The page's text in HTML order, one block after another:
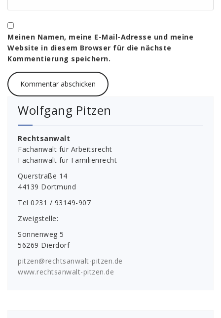
Meinen Namen, meine E-Mail-Adresse und meine
Website in diesem Browser für die nächste
Kommentierung speichern.
Wolfgang Pitzen
Rechtsanwalt
Fachanwalt für Arbeitsrecht
Fachanwalt für Familienrecht
Querstraße 14
44139 Dortmund
Tel 0231 / 93149-907
Zweigstelle:
Sonnenweg 5
56269 Dierdorf
pitzen@rechtsanwalt-pitzen.de
www.rechtsanwalt-pitzen.de